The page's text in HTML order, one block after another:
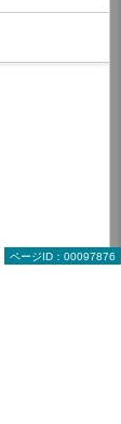
ページID：00097876